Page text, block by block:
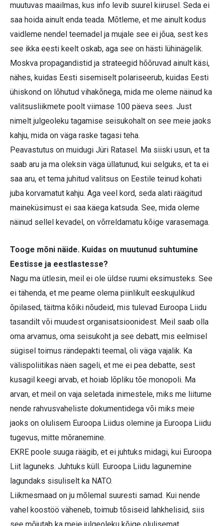
muutuvas maailmas, kus info levib suurel kiirusel. Seda ei
saa hoida ainult enda teada. Mõtleme, et me ainult kodus
vaidleme nendel teemadel ja mujale see ei jõua, sest kes
see ikka eesti keelt oskab, aga see on hästi lühinägelik.
Moskva propagandistid ja strateegid hõõruvad ainult käsi,
nähes, kuidas Eesti sisemiselt polariseerub, kuidas Eesti
ühiskond on lõhutud vihakõnega, mida me oleme näinud ka
valitsusliikmete poolt viimase 100 päeva sees. Just
nimelt julgeoleku tagamise seisukohalt on see meie jaoks
kahju, mida on väga raske tagasi teha.
Peavastutus on muidugi Jüri Ratasel. Ma siiski usun, et ta
saab aru ja ma oleksin väga üllatunud, kui selguks, et ta ei
saa aru, et tema juhitud valitsus on Eestile teinud kohati
juba korvamatut kahju. Aga veel kord, seda alati räägitud
maineküsimust ei saa käega katsuda. See, mida oleme
näinud sellel kevadel, on võrreldamatu kõige varasemaga.
Tooge mõni näide. Kuidas on muutunud suhtumine
Eestisse ja eestlastesse?
Nagu ma ütlesin, meil ei ole üldse ruumi eksimusteks. See
ei tähenda, et me peame olema piinlikult eeskujulikud
õpilased, täitma kõiki nõudeid, mis tulevad Euroopa Liidu
tasandilt või muudest organisatsioonidest. Meil saab olla
oma arvamus, oma seisukoht ja see debatt, mis eelmisel
sügisel toimus rändepakti teemal, oli väga vajalik. Ka
välispoliitikas näen sageli, et me ei pea debatte, sest
kusagil keegi arvab, et hoiab lõpliku tõe monopoli. Ma
arvan, et meil on vaja seletada inimestele, miks me liitume
nende rahvusvaheliste dokumentidega või miks meie
jaoks on olulisem Euroopa Liidus olemine ja Euroopa Liidu
tugevus, mitte mõranemine.
EKRE poole suuga räägib, et ei juhtuks midagi, kui Euroopa
Liit laguneks. Juhtuks küll. Euroopa Liidu lagunemine
lagundaks sisuliselt ka NATO.
Liikmesmaad on ju mõlemal suuresti samad. Kui nende
vahel koostöö väheneb, toimub tõsiseid lahkhelisid, siis